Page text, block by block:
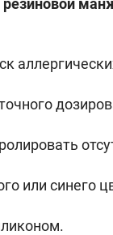
или синего